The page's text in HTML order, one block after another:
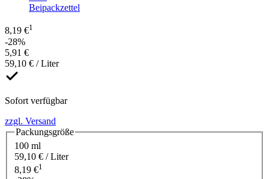
Beipackzettel
8,19 €1
-28%
5,91 €
59,10 € / Liter
Sofort verfügbar
zzgl. Versand
Packungsgröße
100 ml
59,10 € / Liter
8,19 €1